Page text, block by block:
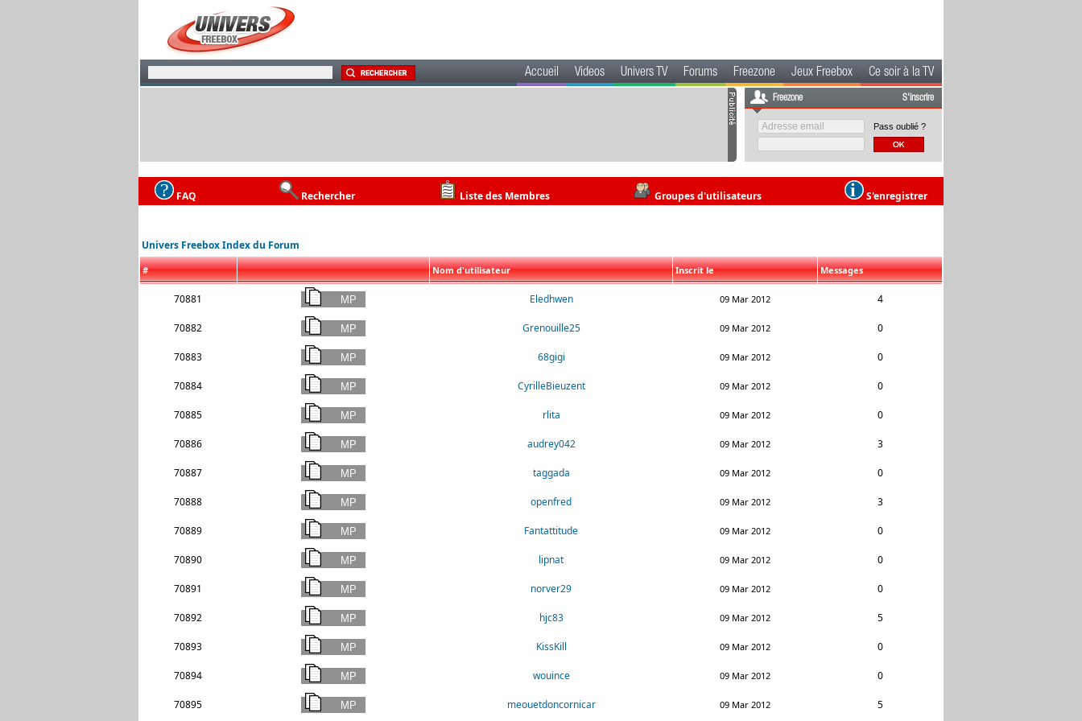
Accueil Videos Univers TV Forums Freezone Jeux Freebox Ce soir à la TV
Freezone S'inscrire
Pass oublié ?
FAQ Rechercher Liste des Membres Groupes d'utilisateurs S'enregistrer
Univers Freebox Index du Forum
# Nom d'utilisateur Inscrit le Messages
70881 Eledhwen 09 Mar 2012 4
70882 Grenouille25 09 Mar 2012 0
70883 68gigi 09 Mar 2012 0
70884 CyrilleBieuzent 09 Mar 2012 0
70885 rlita 09 Mar 2012 0
70886 audrey042 09 Mar 2012 3
70887 taggada 09 Mar 2012 0
70888 openfred 09 Mar 2012 3
70889 Fantattitude 09 Mar 2012 0
70890 lipnat 09 Mar 2012 0
70891 norver29 09 Mar 2012 0
70892 hjc83 09 Mar 2012 5
70893 KissKill 09 Mar 2012 0
70894 wouince 09 Mar 2012 0
70895 meouetdoncornicar 09 Mar 2012 5